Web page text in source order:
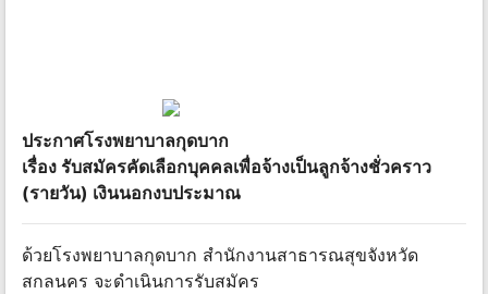
ประกาศโรงพยาบาลกุดบาก
เรื่อง รับสมัครคัดเลือกบุคคลเพื่อจ้างเป็นลูกจ้างชั่วคราว
(รายวัน) เงินนอกงบประมาณ
ด้วยโรงพยาบาลกุดบาก สำนักงานสาธารณสุขจังหวัด
สกลนคร จะดำเนินการรับสมัคร